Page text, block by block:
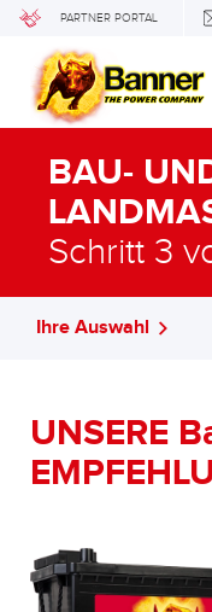
PARTNER PORTAL
BAU-
Schritt 3
Ihre Auswahl
UNSERE